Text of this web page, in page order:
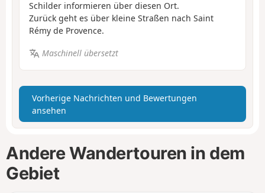
Schilder informieren über diesen Ort.
Zurück geht es über kleine Straßen nach Saint
Rémy de Provence.
Maschinell übersetzt
Vorherige Nachrichten und Bewertungen
ansehen
Andere Wandertouren in dem
Gebiet